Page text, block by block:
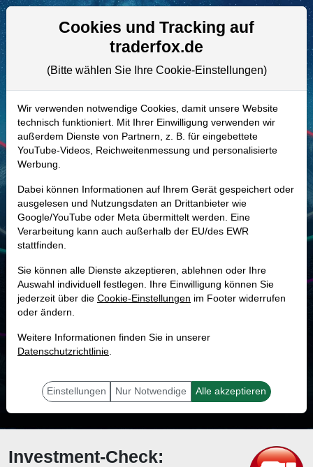
Aktien- und Artikelsuche
930124 | ON–ON Semiconductor
Aktie
Realtime-Aktienkurs:
- - -
-
Marktkapitalisierung 18,63 Mrd. USD
Unternehmenswert
Umsatz 6,00 Mrd. USD
83.8 %
mit dieser Aktie erfolgreich sein.
Investment-Check:
Cookies und Tracking auf
traderfox.de
(Bitte wählen Sie Ihre Cookie-Einstellungen)
Wir verwenden notwendige Cookies, damit unsere Website
technisch funktioniert. Mit Ihrer Einwilligung verwenden wir
außerdem Dienste von Partnern, z. B. für eingebettete
YouTube-Videos, Reichweitenmessung und personalisierte
Werbung.
Dabei können Informationen auf Ihrem Gerät gespeichert oder
ausgelesen und Nutzungsdaten an Drittanbieter wie
Google/YouTube oder Meta übermittelt werden. Eine
Verarbeitung kann auch außerhalb der EU/des EWR
stattfinden.
Sie können alle Dienste akzeptieren, ablehnen oder Ihre
Auswahl individuell festlegen. Ihre Einwilligung können Sie
jederzeit über die Cookie-Einstellungen im Footer widerrufen
oder ändern.
Weitere Informationen finden Sie in unserer
Datenschutzrichtlinie.
Einstellungen Nur Notwendige Alle akzeptieren